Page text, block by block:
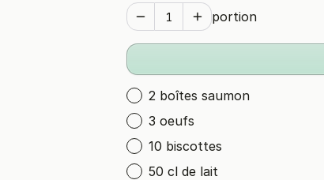
portion
2 boîtes saumon
3 oeufs
10 biscottes
50 cl de lait